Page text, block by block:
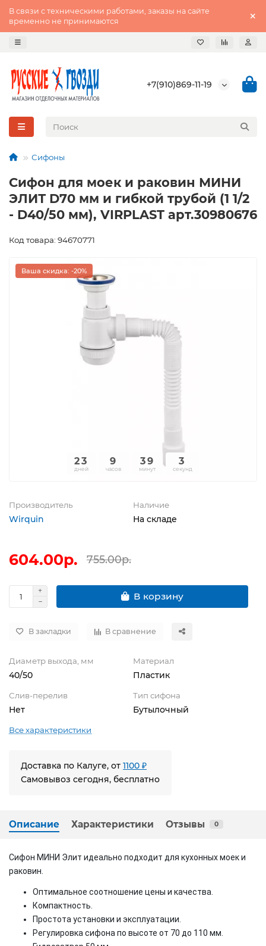
В связи с техническими работами, заказы на сайте
временно не принимаются
+7(910)869-11-19
Сифоны
Сифон для моек и раковин МИНИ
ЭЛИТ D70 мм и гибкой трубой (1 1/2
- D40/50 мм), VIRPLAST арт.30980676
Код товара: 94670771
Ваша скидка: -20%
23
дней
9
часов
39
минут
3
секунд
Производитель
Wirquin
Наличие
На складе
604.00р. 755.00р.
В корзину
В закладки В сравнение
Диаметр выхода, мм
40/50
Материал
Пластик
Слив-перелив
Нет
Тип сифона
Бутылочный
Все характеристики
Доставка по Калуге, от 1100 ₽
Самовывоз сегодня, бесплатно
Описание Характеристики Отзывы 0
Сифон МИНИ Элит идеально подходит для кухонных моек и
раковин.
Оптимальное соотношение цены и качества.
Компактность.
Простота установки и эксплуатации.
Регулировка сифона по высоте от 70 до 110 мм.